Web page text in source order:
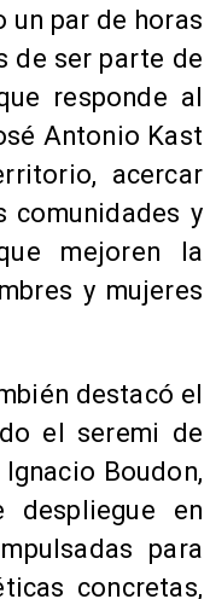
un par de horas
de ser parte de
responde al
Antonio Kast
acercar
comunidades y
mejoren la
y mujeres
destacó el
el seremi de
Boudon,
despliegue en
para
concretas,